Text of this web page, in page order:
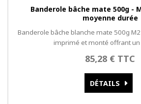
Banderole bâche mate 500g -
moyenne durée
Banderole bâche blanche mate 500g
imprimé et monté offrant un
85,28 € TTC
DÉTAILS